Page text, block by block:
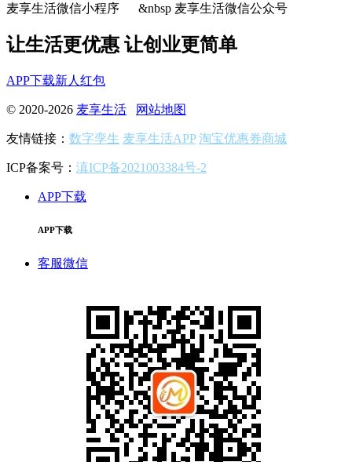
麦享生活微信小程序 &nbsp 麦享生活微信公众号
让生活更优惠 让创业更简单
APP下载新人红包
© 2020-2026 麦享生活 网站地图
友情链接： 数字孪生 麦享生活APP 淘宝优惠券商城
ICP备案号： 滇ICP备2021003384号-2
APP下载
APP下载
客服微信